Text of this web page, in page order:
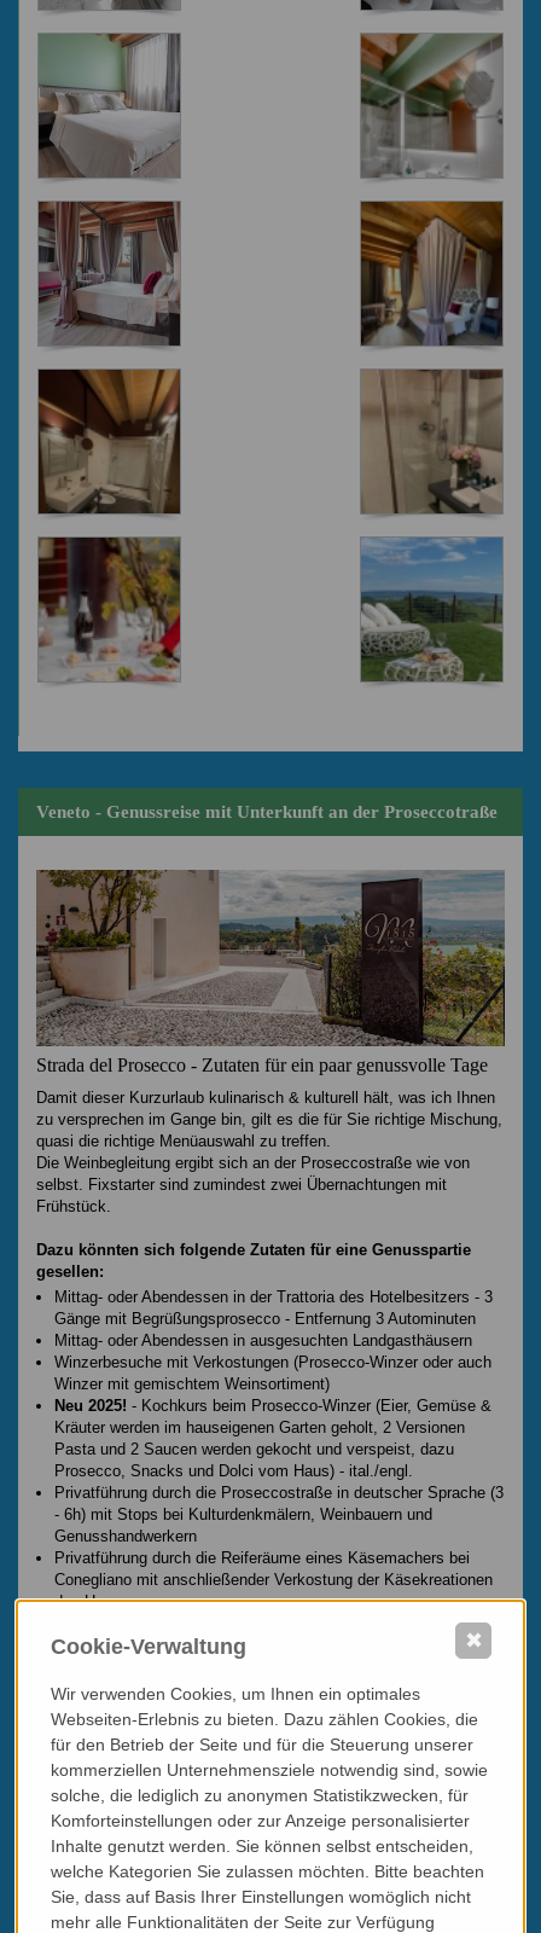
Veneto - Genussreise mit Unterkunft an der Proseccotraße
Strada del Prosecco - Zutaten für ein paar genussvolle Tage
Damit dieser Kurzurlaub kulinarisch & kulturell hält, was ich Ihnen
zu versprechen im Gange bin, gilt es die für Sie richtige Mischung,
quasi die richtige Menüauswahl zu treffen.
Die Weinbegleitung ergibt sich an der Proseccostraße wie von
selbst. Fixstarter sind zumindest zwei Übernachtungen mit
Frühstück.
Dazu könnten sich folgende Zutaten für eine Genusspartie
gesellen:
Mittag- oder Abendessen in der Trattoria des Hotelbesitzers - 3
Gänge mit Begrüßungsprosecco - Entfernung 3 Autominuten
Mittag- oder Abendessen in ausgesuchten Landgasthäusern
Winzerbesuche mit Verkostungen (Prosecco-Winzer oder auch
Winzer mit gemischtem Weinsortiment)
Neu 2025! - Kochkurs beim Prosecco-Winzer (Eier, Gemüse &
Kräuter werden im hauseigenen Garten geholt, 2 Versionen
Pasta und 2 Saucen werden gekocht und verspeist, dazu
Prosecco, Snacks und Dolci vom Haus) - ital./engl.
Privatführung durch die Proseccostraße in deutscher Sprache (3
- 6h) mit Stops bei Kulturdenkmälern, Weinbauern und
Genusshandwerkern
Privatführung durch die Reiferäume eines Käsemachers bei
Conegliano mit anschließender Verkostung der Käsekreationen
des Hauses
Führung mit anschließendem Mittag- oder Abendessen mit
Weinbegleitung bei einem Winzer mit Trattoria im Weinberg
Führung / Verkostung bei einem Winzer mit Palladio im
Gemäuer vor den Toren von Bassano
Geführte Wanderungen mit Verkostungen (in deutscher
Sprache) im Proseccogebiet oder im Bereich Asolo
Führung / Verkostung bei den Top-Winzern der Proseccogegend
(2 - 6 Weine, nur mit Grissini /bzw. mitohne Winzerjause
buchbar)
Privatführungen in deutscher Sprache (3h) in Treviso, Vicenza,
Padua, Asolo, Bassano oder gerne auch in einer Palladio-Villa
Kochkurs mit Weinbegleitung bei einem Winzer nahe Bassano
(ital./engl.)
Spezialtipp: Ein Tag mit einer/einem Genussführer unterwegs
Cookie-Verwaltung
Wir verwenden Cookies, um Ihnen ein optimales
Webseiten-Erlebnis zu bieten. Dazu zählen Cookies, die
für den Betrieb der Seite und für die Steuerung unserer
kommerziellen Unternehmensziele notwendig sind, sowie
solche, die lediglich zu anonymen Statistikzwecken, für
Komforteinstellungen oder zur Anzeige personalisierter
Inhalte genutzt werden. Sie können selbst entscheiden,
welche Kategorien Sie zulassen möchten. Bitte beachten
Sie, dass auf Basis Ihrer Einstellungen womöglich nicht
mehr alle Funktionalitäten der Seite zur Verfügung
✖